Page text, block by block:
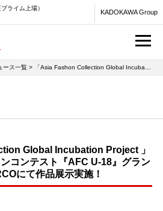
ライム上場）
KADOKAWA Group
ース一覧 > 「Asia Fashon Collection Global Incubation Project 」中高生限定ファッションコンテスト『AFC U-18』グランプリが決定！池袋PARCOにて作品展示実施！
Global Incubation Project 」
コンテスト『AFC U-18』グラン
にて作品展示実施！